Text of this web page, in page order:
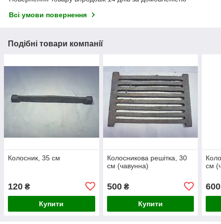
Всі умови повернення
Подібні товари компанії
Колосник, 35 см
120 ₴
Купити
Колосникова решітка, 30
см (чавунна)
500₴
Купити
см
600